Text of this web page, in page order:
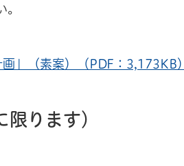
」（素案）（PDF：3,173KB）
ります）